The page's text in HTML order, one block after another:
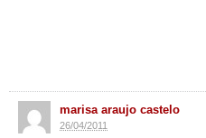
marisa araujo castelo
26/04/2011